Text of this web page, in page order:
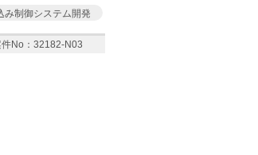
み制御システム開発
件No：32182-N03